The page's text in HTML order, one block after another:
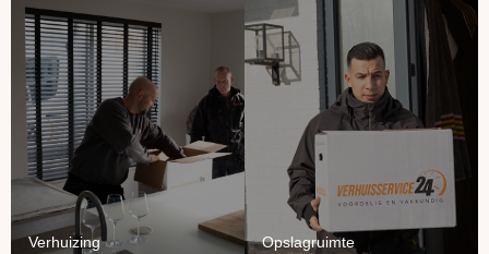
Verhuizing
Verhuizing
Uw inboedel van A naar
B verhuizen? Wij regelen
het van A tot Z.
Lees Meer
Opslagruimte
Opslagruimte
Jouw spullen staan bij
ons veilig, verwarmd en
beschermd.
Lees Meer